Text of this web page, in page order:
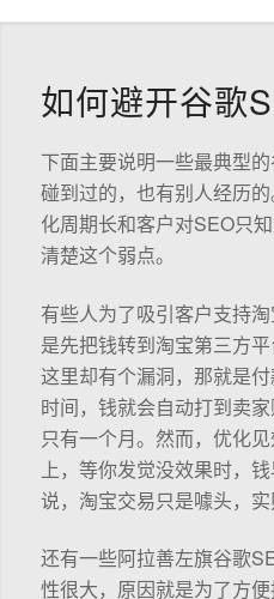
如何避开谷歌
下面主要说明一些最典型
碰到过的，也有别人经历
化周期长和客户对SEO只
清楚这个弱点。
有些人为了吸引客户支持
是先把钱转到淘宝第三方
这里却有个漏洞，那就是
时间，钱就会自动打到卖
只有一个月。然而，优化
上，等你发觉没效果时，
说，淘宝交易只是噱头，实
还有一些阿拉善左旗谷歌
性很大，原因就是为了方